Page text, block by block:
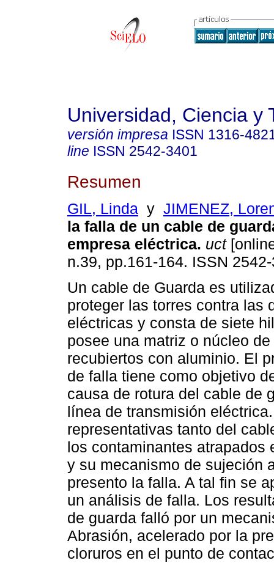
Universidad, Ciencia y
versión impresa ISSN 1316-
line ISSN 2542-3401
Resumen
GIL, Linda y JIMENEZ,
la falla de un cable de
empresa eléctrica. uct
n.39, pp.161-164. ISSN
Un cable de Guarda es
proteger las torres contra las
eléctricas y consta de siete
posee una matriz o núcleo
recubiertos con aluminio. El
de falla tiene como objetivo
causa de rotura del cable de
línea de transmisión
representativas tanto del
los contaminantes atrapados
y su mecanismo de sujeción
presento la falla. A tal fin se
un análisis de falla. Los
de guarda falló por un
Abrasión, acelerado por la
cloruros en el punto de